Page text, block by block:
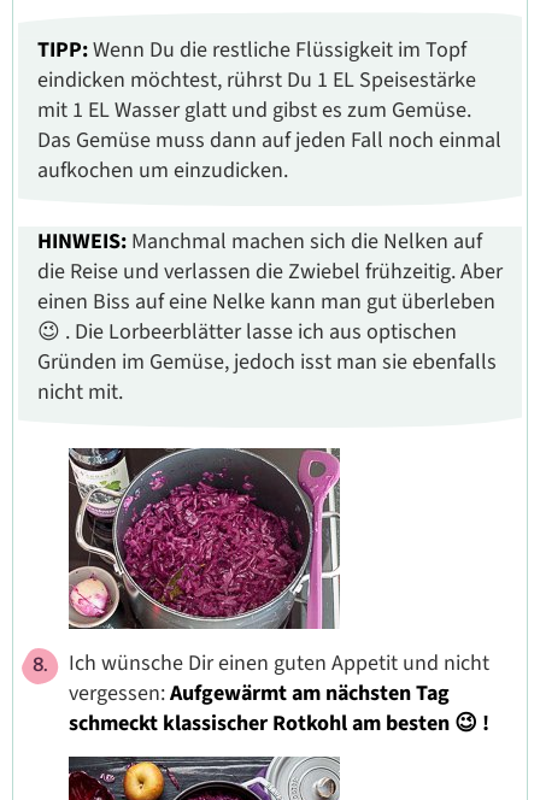
TIPP:Wenn Du die restliche Flüssigkeit im Topf
eindicken möchtest, rührst Du 1 EL Speisestärke
mit 1 EL Wasser glatt und gibst es zum Gemüse.
Das Gemüse muss dann auf jeden Fall noch einmal
aufkochen um einzudicken.
HINWEIS: Manchmal machen sich die Nelken auf
die Reise und verlassen die Zwiebel frühzeitig. Aber
einen Biss auf eine Nelke kann man gut überleben
😉 . Die Lorbeerblätter lasse ich aus optischen
Gründen im Gemüse, jedoch isst man sie ebenfalls
nicht mit.
Ich wünsche Dir einen guten Appetit und nicht
vergessen:Aufgewärmt am nächsten Tag
schmeckt klassischer Rotkohl am besten 😉 !